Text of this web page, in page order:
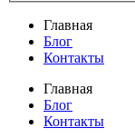
Главная
Блог
Контакты
Главная
Блог
Контакты